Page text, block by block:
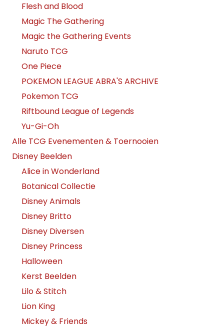
Flesh and Blood
Magic The Gathering
Magic the Gathering Events
Naruto TCG
One Piece
POKEMON LEAGUE ABRA'S ARCHIVE
Pokemon TCG
Riftbound League of Legends
Yu-Gi-Oh
Alle TCG Evenementen & Toernooien
Disney Beelden
Alice in Wonderland
Botanical Collectie
Disney Animals
Disney Britto
Disney Diversen
Disney Princess
Halloween
Kerst Beelden
Lilo & Stitch
Lion King
Mickey & Friends